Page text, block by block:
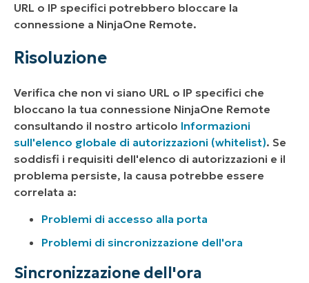
URL o IP specifici potrebbero bloccare la
connessione a NinjaOne Remote.
Risoluzione
Verifica che non vi siano URL o IP specifici che
bloccano la tua connessione NinjaOne Remote
consultando il nostro articolo Informazioni
sull'elenco globale di autorizzazioni (whitelist). Se
soddisfi i requisiti dell'elenco di autorizzazioni e il
problema persiste, la causa potrebbe essere
correlata a:
Problemi di accesso alla porta
Problemi di sincronizzazione dell'ora
Sincronizzazione dell'ora